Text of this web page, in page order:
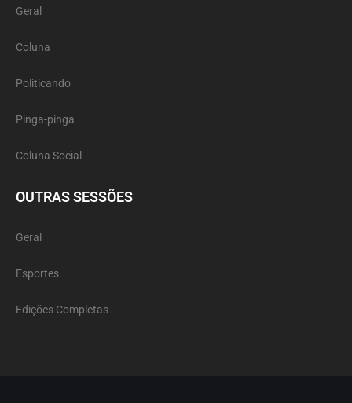
Geral
Coluna
Politicando
Pinga-pinga
Coluna Social
OUTRAS SESSÕES
Geral
Esportes
Edições Completas